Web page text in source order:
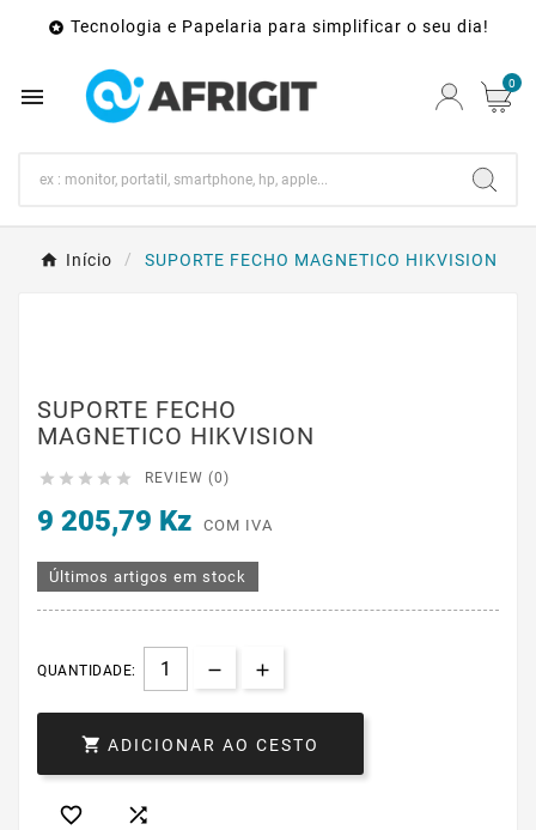
 Tecnologia e Papelaria para simplificar o seu dia!
 0
Início SUPORTE FECHO MAGNETICO HIKVISION
SUPORTE FECHO
MAGNETICO HIKVISION
     REVIEW (0)
9 205,79 Kz COM IVA
Últimos artigos em stock
QUANTIDADE:
 ADICIONAR AO CESTO
 